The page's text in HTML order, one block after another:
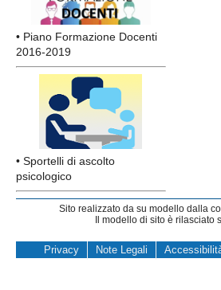
• Piano Formazione Docenti
2016-2019
• Sportelli di ascolto
psicologico
Sito realizzato da su modello dalla
Il modello di sito è rilasciato
Privacy Note Legali